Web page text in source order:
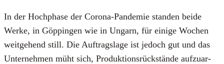
In der Hoch­pha­se der Coro­na-Pan­de­mie stan­den bei­de
Wer­ke, in Göp­pin­gen wie in Ungarn, für eini­ge Wochen
weit­ge­hend still. Die Auf­trags­la­ge ist jedoch gut und das
Unter­neh­men müht sich, Pro­duk­ti­ons­rück­stän­de auf­zu­ar­